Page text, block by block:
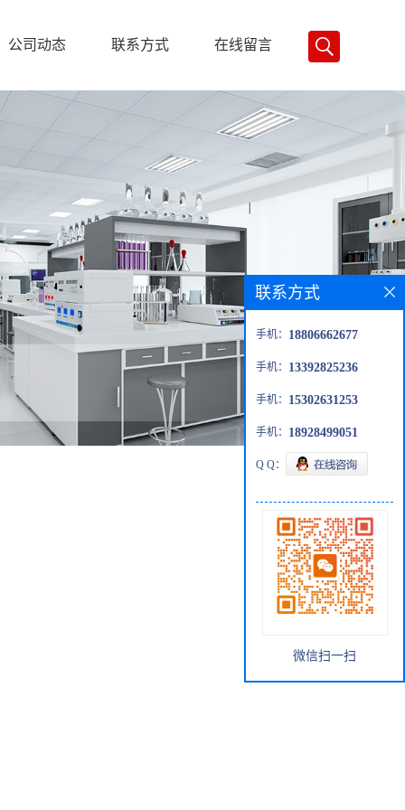
公司动态 联系方式 在线留言
联系方式
手机： 18806662677
手机： 13392825236
手机： 15302631253
手机： 18928499051
Q Q：
微信扫一扫